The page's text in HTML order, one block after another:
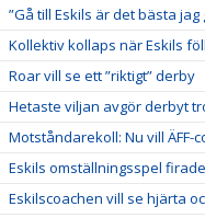
”Gå till Eskils är det bästa jag
Kollektiv kollaps när Eskils
Roar vill se ett ”riktigt” derby
Hetaste viljan avgör derbyt
Motståndarekoll: Nu vill ÄFF-
Eskils omställningsspel
Eskilscoachen vill se hjärta